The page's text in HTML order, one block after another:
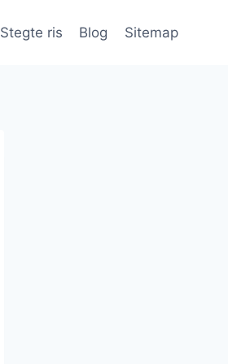
Stegte ris Blog Sitemap